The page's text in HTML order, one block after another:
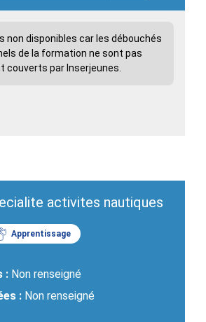
non disponibles car les débouchés
de la formation ne sont pas
couverts par Inserjeunes.
activites nautiques
Apprentissage
: Non renseigné
: Non renseigné